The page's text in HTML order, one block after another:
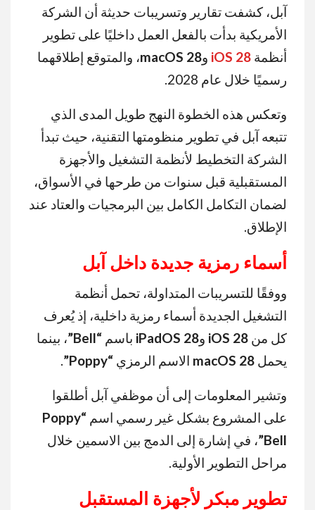
آبل، كشفت تقارير وتسريبات حديثة أن الشركة
الأمريكية بدأت بالفعل العمل داخليًا على تطوير
أنظمة iOS 28 وmacOS 28، والمتوقع إطلاقهما
رسميًا خلال عام 2028.
وتعكس هذه الخطوة النهج طويل المدى الذي
تتبعه آبل في تطوير منظومتها التقنية، حيث تبدأ
الشركة التخطيط لأنظمة التشغيل والأجهزة
المستقبلية قبل سنوات من طرحها في الأسواق،
لضمان التكامل الكامل بين البرمجيات والعتاد عند
الإطلاق.
أسماء رمزية جديدة داخل آبل
ووفقًا للتسريبات المتداولة، تحمل أنظمة
التشغيل الجديدة أسماء رمزية داخلية، إذ يُعرف
كل من iOS 28 وiPadOS 28 باسم “Bell”
، بينما
يحمل macOS 28 الاسم الرمزي “Poppy”
.
وتشير المعلومات إلى أن موظفي آبل أطلقوا
على المشروع بشكل غير رسمي اسم
“Poppy
Bell” ، في إشارة إلى الدمج بين الاسمين خلال
مراحل التطوير الأولية.
تطوير مبكر لأجهزة المستقبل